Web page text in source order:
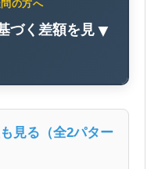
の方へ
づく差額を見▼
見る（全2パター